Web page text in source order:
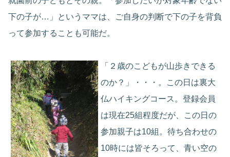
下の子が…」というママは、ご自身の判断で下の子を背負
って参加することも可能だ。
「２歳のこどもが山歩きできる
のか？」・・・。この日は裏大
仏ハイキングコース。登録会員
は現在25組程度だが、この日の
参加親子は10組。待ち合わせの
10時には皆そろって、青い空の